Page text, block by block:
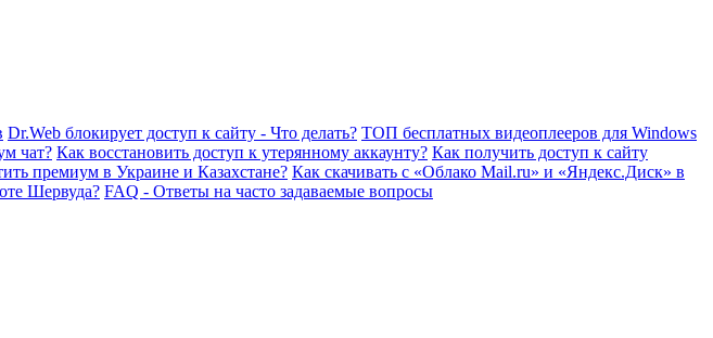
Dr.Web блокирует доступ к сайту - Что делать? ТОП бесплатных видеоплееров для Windows
чат? Как восстановить доступ к утерянному аккаунту? Как получить доступ к сайту
премиум в Украине и Казахстане? Как скачивать с «Облако Mail.ru» и «Яндекс.Диск» в
Шервуда? FAQ - Ответы на часто задаваемые вопросы